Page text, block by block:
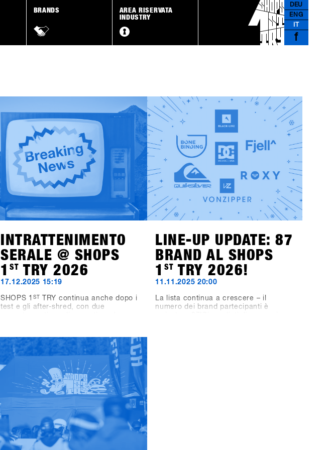
DEU
ENG
f
BRANDS
AREA RISERVATA
INDUSTRY
INTRATTENIMENTO
SERALE @ SHOPS
1
ST TRY 2026
17.12.2025 15:19
SHOPS 1 ST
TRY continua anche dopo i
test e gli after-shred, con due
Games, Videos & Vinyls va in scena
nel nuovo Bawa Music Sports &
Entertainment Bar di Fügen. La serata
propone video di snowboard, dj set in
vinile a cura di Shue & Felix MDS e il
torneo Bowling for Boards, dove i
partecipanti possono vincere gramdi
premi.Lunedì dalle 21:00, due vere
leggende dello snowboard passano
dietro alla consolle: Fredi Kalbermatten
e Gogo Gossner, alias DJ Fredi K &
DJock Norris. Il loro viaggio tra hip hop
old-school, funk e soul prende vita al
LINE-UP UPDATE: 87
BRAND AL SHOPS
1
ST TRY 2026!
11.11.2025 20:00
La lista continua a crescere – il
numero dei brand partecipanti è